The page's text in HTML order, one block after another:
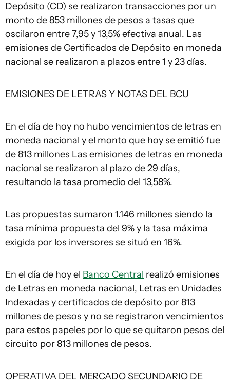
Depósito (CD) se realizaron transacciones por un
monto de 853 millones de pesos a tasas que
oscilaron entre 7,95 y 13,5% efectiva anual. Las
emisiones de Certificados de Depósito en moneda
nacional se realizaron a plazos entre 1 y 23 días.
EMISIONES DE LETRAS Y NOTAS DEL BCU
En el día de hoy no hubo vencimientos de letras en
moneda nacional y el monto que hoy se emitió fue
de 813 millones Las emisiones de letras en moneda
nacional se realizaron al plazo de 29 días,
resultando la tasa promedio del 13,58%.
Las propuestas sumaron 1.146 millones siendo la
tasa mínima propuesta del 9% y la tasa máxima
exigida por los inversores se situó en 16%.
En el día de hoy el Banco Central realizó emisiones
de Letras en moneda nacional, Letras en Unidades
Indexadas y certificados de depósito por 813
millones de pesos y no se registraron vencimientos
para estos papeles por lo que se quitaron pesos del
circuito por 813 millones de pesos.
OPERATIVA DEL MERCADO SECUNDARIO DE